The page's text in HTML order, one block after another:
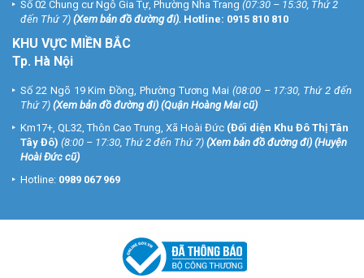
Số 02 Chung cư Ngô Gia Tự, Phường Nha Trang (07:30 – 15:30, Thứ 2
đến Thứ 7) (Xem bản đồ đường đi). Hotline: 0915 810 810
KHU VỰC MIỀN BẮC
Tp. Hà Nội
Số 22 Ngõ 19 Kim Đồng, Phường Tương Mai (08:00 – 17:30, Thứ 2 đến
Thứ 7) (Xem bản đồ đường đi) (Quận Hoàng Mai cũ)
Km17+, QL32, Thôn Cao Trung, Xã Hoài Đức (Đối diện Khu Đô Thị Tân
Tây Đô) (8:00 – 17:30, Thứ 2 đến Thứ 7) (Xem bản đồ đường đi) (Huyện
Hoài Đức cũ)
Hotline: 0989 067 969